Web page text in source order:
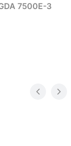
7500E-3